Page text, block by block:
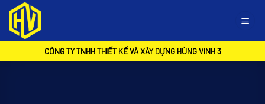
Skip
content
CÔNG TY TNHH THIẾT KẾ VÀ XÂY DỰNG HÙNG VINH 3